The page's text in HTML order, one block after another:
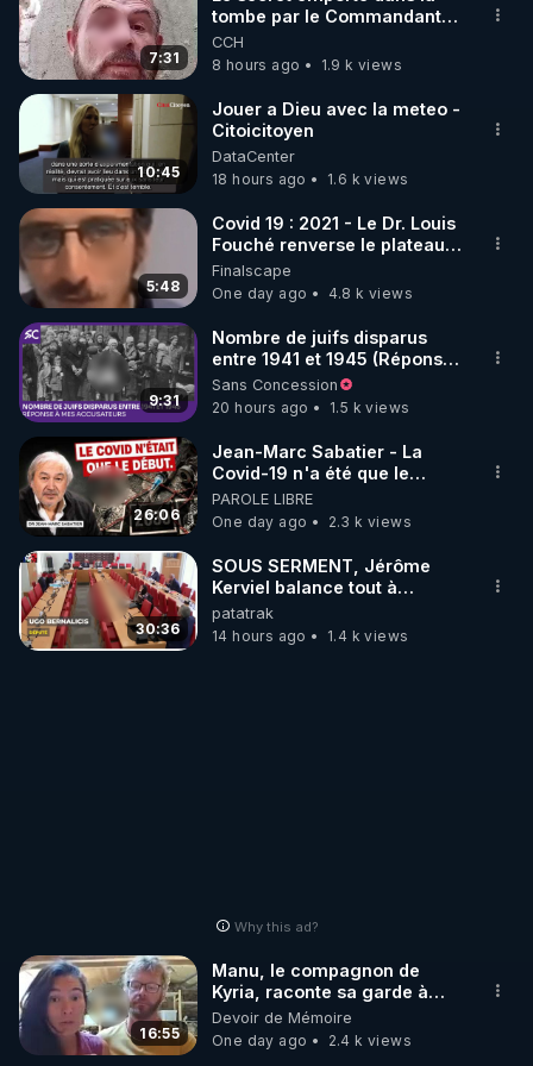
🌱 INSTAGRAM
https://www.instagram.com/rdlr_thierrycasasnovas/
http://rgnr.li/instagram
🌱 LA NEWSLETTER
Pour ne pas rater l’actualité RGNR (stages,
http://rgnr.li/news
🌱 VIDÉOS NON CENSURÉES SUR ODYSEE
Toutes les vidéos Youtube sont aussi sur la
http://rgnr.li/odysee
🌱 LES STAGES EN PRÉSENTIEL
http://rgnr.li/stages
_________
LES CODES PROMO DES PARTENAIRES
▶ 10 % de réduction sur les extracteurs de la
marque SANA :
Rendez-vous sur http://rgnr.li/lechoubrave
code : REGENERE10
7:31
tombe par le Commandant
Cousteau le 25 juin 1997
CCH
8 hours ago
1.9 k views
10:45
Jouer a Dieu avec la meteo -
Citoicitoyen
DataCenter
18 hours ago
1.6 k views
5:48
Covid 19 : 2021 - Le Dr. Louis
Fouché renverse le plateau
de CNews !
Finalscape
One day ago
4.8 k views
9:31
Nombre de juifs disparus
entre 1941 et 1945 (Réponse
à mes accusateurs)
Sans Concession
20 hours ago
1.5 k views
26:06
Jean-Marc Sabatier - La
Covid-19 n'a été que le
début - L'ARNm & l'ARNm-aa
jusqu où auront-t-il ?
PAROLE LIBRE
One day ago
2.3 k views
30:36
SOUS SERMENT, Jérôme
Kerviel balance tout à
l'Assemblée !
patatrak
14 hours ago
1.4 k views
Why this ad?
16:55
Manu, le compagnon de
Kyria, raconte sa garde à
vue musclée. PARTAGEZ!
Devoir de Mémoire
One day ago
2.4 k views